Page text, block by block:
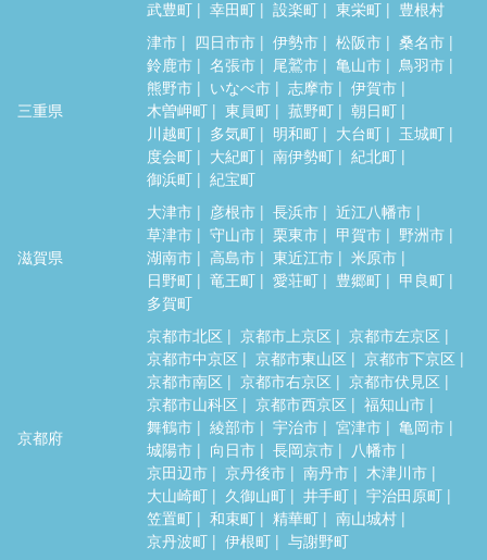
武豊町
幸田町 設楽町 東栄町 豊根村
三重県
津市 四日市市 伊勢市 松阪市
桑名市
鈴鹿市
名張市 尾鷲市 亀山市
鳥羽市
熊野市
いなべ市 志摩市
伊賀市
木曽岬町
東員町 菰野町
朝日町
川越町
多気町 明和町 大台町
玉城町
度会町
大紀町 南伊勢町
紀北町
御浜町
紀宝町
滋賀県
大津市 彦根市 長浜市
近江八幡市
草津市
守山市 栗東市 甲賀市
野洲市
湖南市
高島市 東近江市
米原市
日野町
竜王町 愛荘町 豊郷町
甲良町
多賀町
京都府
京都市北区 京都市上京区
京都市左京区
京都市中京区
京都市東山区
京都市下京区
京都市南区
京都市右京区
京都市伏見区
京都市山科区
京都市西京区
福知山市
舞鶴市
綾部市 宇治市 宮津市
亀岡市
城陽市
向日市 長岡京市
八幡市
京田辺市
京丹後市 南丹市
木津川市
大山崎町
久御山町 井手町
宇治田原町
笠置町
和束町 精華町
南山城村
京丹波町
伊根町 与謝野町